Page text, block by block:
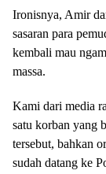
Ironisnya, Amir
sasaran para
kembali mau
massa.
Kami dari media
satu korban yang
tersebut, bahkan
sudah datang ke